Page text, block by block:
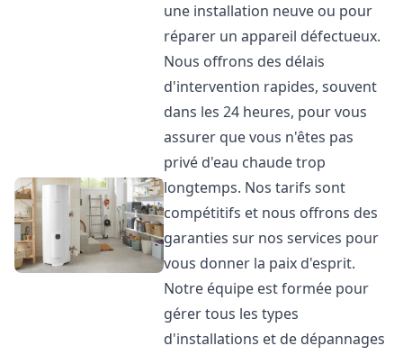
une installation neuve ou pour
réparer un appareil défectueux.
Nous offrons des délais
d'intervention rapides, souvent
dans les 24 heures, pour vous
assurer que vous n'êtes pas
privé d'eau chaude trop
longtemps. Nos tarifs sont
compétitifs et nous offrons des
garanties sur nos services pour
vous donner la paix d'esprit.
Notre équipe est formée pour
gérer tous les types
d'installations et de dépannages